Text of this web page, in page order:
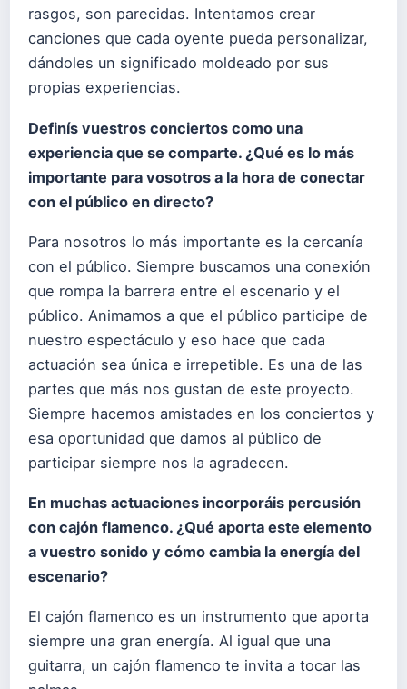
rasgos, son parecidas. Intentamos crear
canciones que cada oyente pueda personalizar,
dándoles un significado moldeado por sus
propias experiencias.
Definís vuestros conciertos como una
experiencia que se comparte. ¿Qué es lo más
importante para vosotros a la hora de conectar
con el público en directo?
Para nosotros lo más importante es la cercanía
con el público. Siempre buscamos una conexión
que rompa la barrera entre el escenario y el
público. Animamos a que el público participe de
nuestro espectáculo y eso hace que cada
actuación sea única e irrepetible. Es una de las
partes que más nos gustan de este proyecto.
Siempre hacemos amistades en los conciertos y
esa oportunidad que damos al público de
participar siempre nos la agradecen.
En muchas actuaciones incorporáis percusión
con cajón flamenco. ¿Qué aporta este elemento
a vuestro sonido y cómo cambia la energía del
escenario?
El cajón flamenco es un instrumento que aporta
siempre una gran energía. Al igual que una
guitarra, un cajón flamenco te invita a tocar las